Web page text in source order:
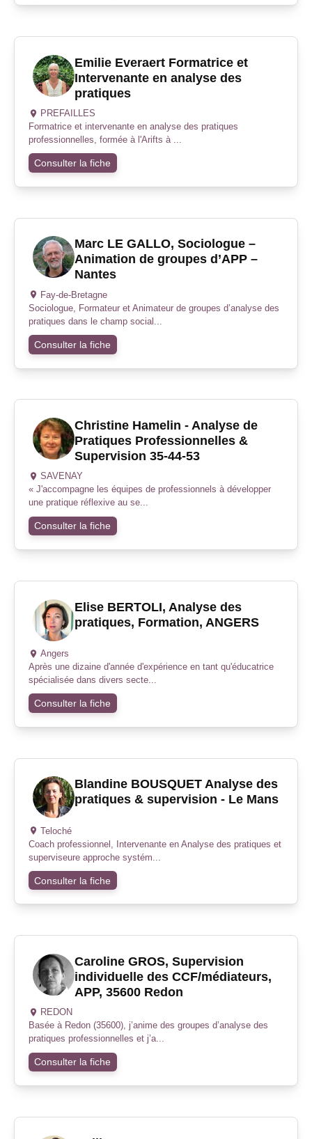
Emilie Everaert Formatrice et
Intervenante en analyse des
pratiques
PREFAILLES
Formatrice et intervenante en analyse des pratiques
professionnelles, formée à l'Arifts à ...
Consulter la fiche
Marc LE GALLO, Sociologue –
Animation de groupes d’APP –
Nantes
Fay-de-Bretagne
Sociologue, Formateur et Animateur de groupes d’analyse des
pratiques dans le champ social...
Consulter la fiche
Christine Hamelin - Analyse de
Pratiques Professionnelles &
Supervision 35-44-53
SAVENAY
« J'accompagne les équipes de professionnels à développer
une pratique réflexive au se...
Consulter la fiche
Elise BERTOLI, Analyse des
pratiques, Formation, ANGERS
Angers
Après une dizaine d'année d'expérience en tant qu'éducatrice
spécialisée dans divers secte...
Consulter la fiche
Blandine BOUSQUET Analyse des
pratiques & supervision - Le Mans
Teloché
Coach professionnel, Intervenante en Analyse des pratiques et
superviseure approche systém...
Consulter la fiche
Caroline GROS, Supervision
individuelle des CCF/médiateurs,
APP, 35600 Redon
REDON
Basée à Redon (35600), j’anime des groupes d’analyse des
pratiques professionnelles et j’a...
Consulter la fiche